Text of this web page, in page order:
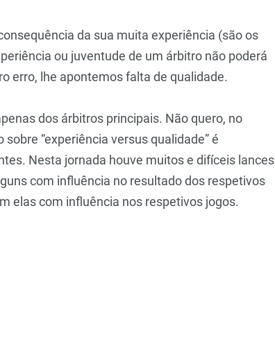
da sua muita experiência (são os
ou juventude de um árbitro não poderá
erro, lhe apontemos falta de qualidade.
dos árbitros principais. Não quero, no
“experiência versus qualidade” é
Nesta jornada houve muitos e difíceis lances
com influência no resultado dos respetivos
elas com influência nos respetivos jogos.